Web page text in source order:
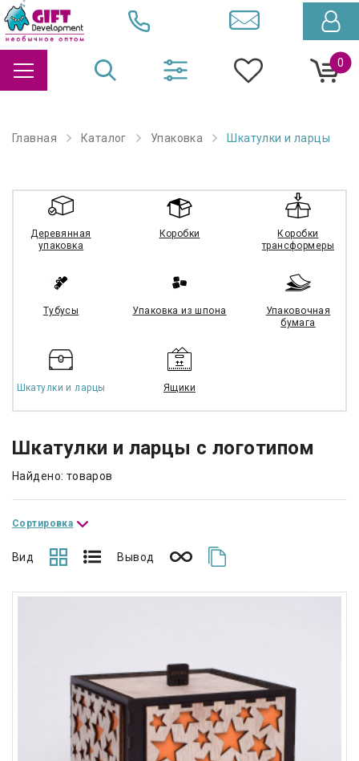
0
Главная Каталог Упаковка Шкатулки и ларцы
Деревянная
упаковка
Коробки
Коробки
трансформеры
Тубусы Упаковка из шпона
Упаковочная
бумага
Шкатулки и ларцы Ящики
Шкатулки и ларцы с логотипом
Найдено: товаров
Сортировка
Вид Вывод